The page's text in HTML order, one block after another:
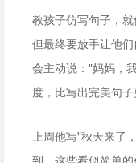
教孩子仿写句子，
但最终要放手让他
会主动说："妈妈，
度，比写出完美句子
上周他写"秋天来了
到，这些看似简单